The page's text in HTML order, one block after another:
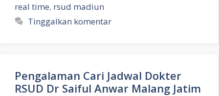
real time, rsud madiun
Tinggalkan komentar
Pengalaman Cari Jadwal Dokter
RSUD Dr Saiful Anwar Malang Jatim